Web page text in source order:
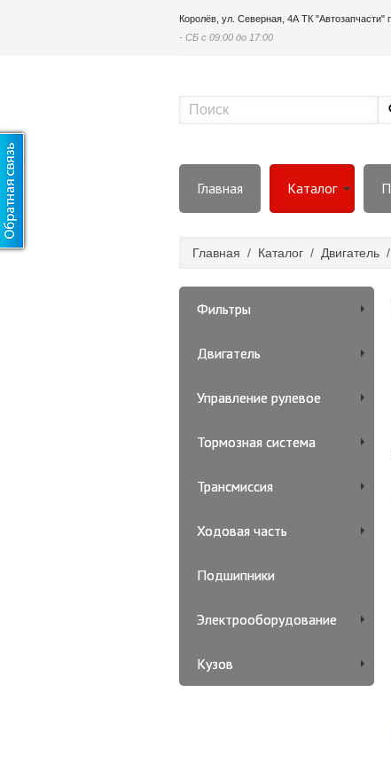
Королёв, ул. Северная, 4А ТК
- СБ с 09:00 до 17:00
Главная Каталог
Главная / Каталог / Двигатель /
Фильтры
Двигатель
Управление рулевое
Тормозная система
Трансмиссия
Ходовая часть
Подшипники
Электрооборудование
Кузов